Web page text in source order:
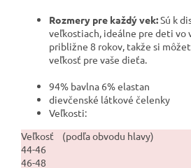
Rozmery pre každý vek:Sú k
veľkostiach, ideálne pre deti vo
približne 8 rokov, takže si
veľkosť pre vaše dieťa.
94% bavlna 6% elastan
dievčenské látkové čelenky
Veľkosti:
Veľkosť (podľa obvodu hlavy)
44-46
46-48